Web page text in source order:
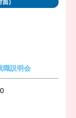
面)
職説明会